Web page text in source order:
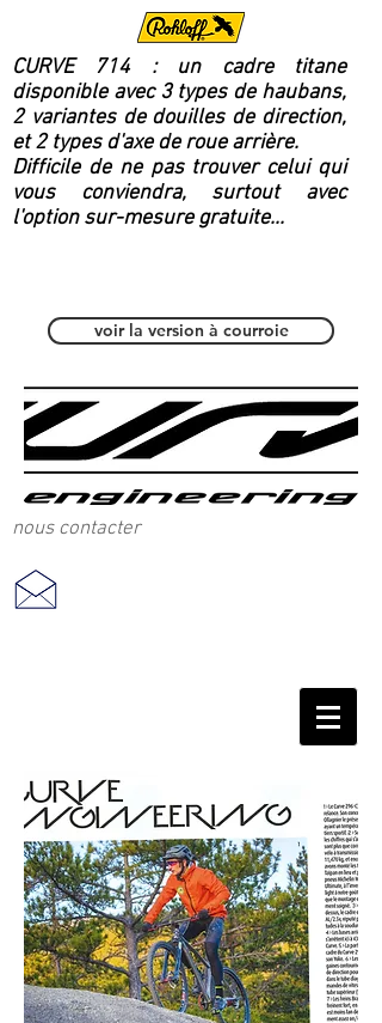
CURVE 714 : un cadre titane
disponible avec 3 types de haubans,
2 variantes de douilles de direction,
et 2 types d'axe de roue arrière.
Difficile de ne pas trouver celui qui
vous conviendra, surtout avec
l'option sur-mesure gratuite...
voir la version à courroie
nous contacter